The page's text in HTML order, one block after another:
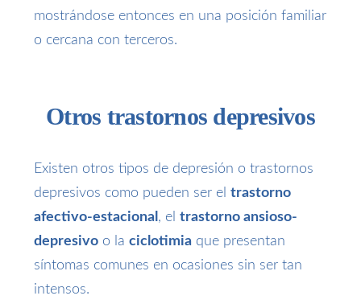
mostrándose entonces en una posición familiar
o cercana con terceros.
Otros trastornos depresivos
Existen otros tipos de depresión o trastornos
depresivos como pueden ser eltrastorno
afectivo-estacional , eltrastorno ansioso-
depresivo o laciclotimia que presentan
síntomas comunes en ocasiones sin ser tan
intensos.